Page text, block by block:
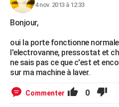
4 nov. 2013 à 12:33
Bonjour,
oui la porte fonctionne
l'electrovanne, pressostat et
ne sais pas ce que c'est et
sur ma machine à laver.
Commenter 0